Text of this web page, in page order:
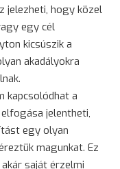
jelezheti, hogy közel
egy cél
kicsúszik a
akadályokra
kapcsolódhat a
jelentheti,
egy olyan
magunkat. Ez
saját érzelmi